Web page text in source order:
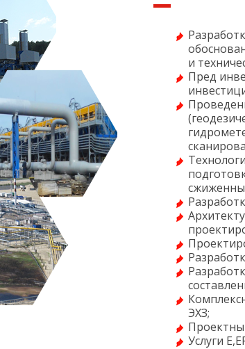
и
Пред
ЭХЗ;
Услуги